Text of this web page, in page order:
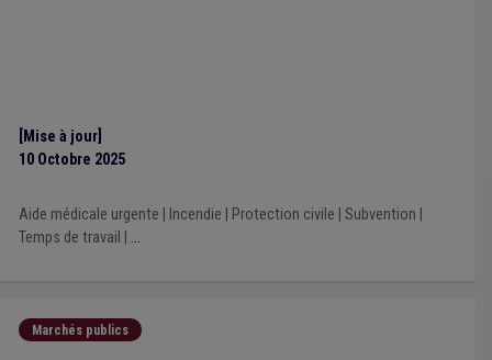
[Mise à jour]
10 Octobre 2025
Aide médicale urgente Incendie Protection civile Subvention
Temps de travail
...
Marchés publics